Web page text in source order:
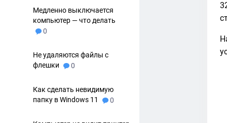
Медленно выключается
компьютер — что делать
0
Не удаляются файлы с
флешки
0
Как сделать невидимую
папку в Windows 11
0